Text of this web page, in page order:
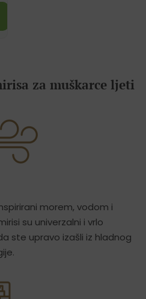
za muškarce ljeti
morem, vodom i
su univerzalni i vrlo
ste upravo izašli iz hladnog